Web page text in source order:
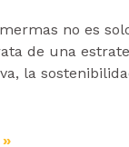
no es
de una
la